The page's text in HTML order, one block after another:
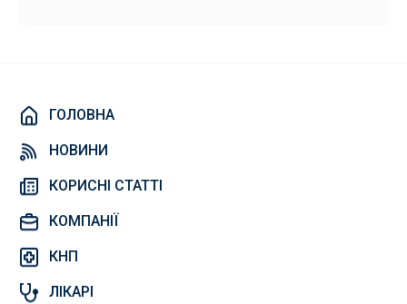
ГОЛОВНА
НОВИНИ
КОРИСНІ СТАТТІ
КОМПАНІЇ
КНП
ЛІКАРІ